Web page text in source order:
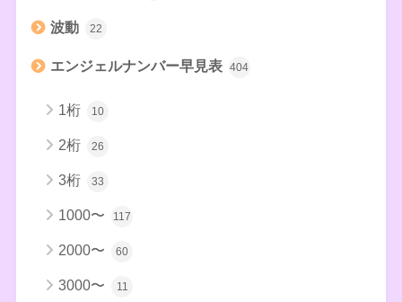
波動 22
エンジェルナンバー早見表 404
1桁 10
2桁 26
3桁 33
1000〜 117
2000〜 60
3000〜 11